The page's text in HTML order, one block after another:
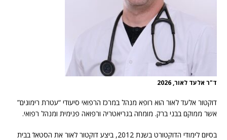
ד"ר אלעד לאור, 2026
דוקטור אלעד לאור הוא רופא מנהל במרכז הרפואי סיעודי “עטרת רימונים”
אשר ממוקם בבני ברק. מומחה בגריאטריה ורפואה פנימית ומנהל רפואי.
בסיום לימודי הדוקטורט בשנת 2012, ביצע דוקטור לאור את הסטאז’ בבית